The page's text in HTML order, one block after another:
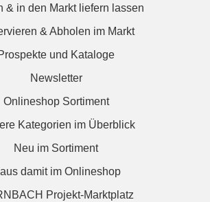
& in den Markt liefern lassen
& Abholen im Markt
und Kataloge
Newsletter
Onlineshop Sortiment
Kategorien im Überblick
Neu im Sortiment
damit im Onlineshop
Projekt-Marktplatz